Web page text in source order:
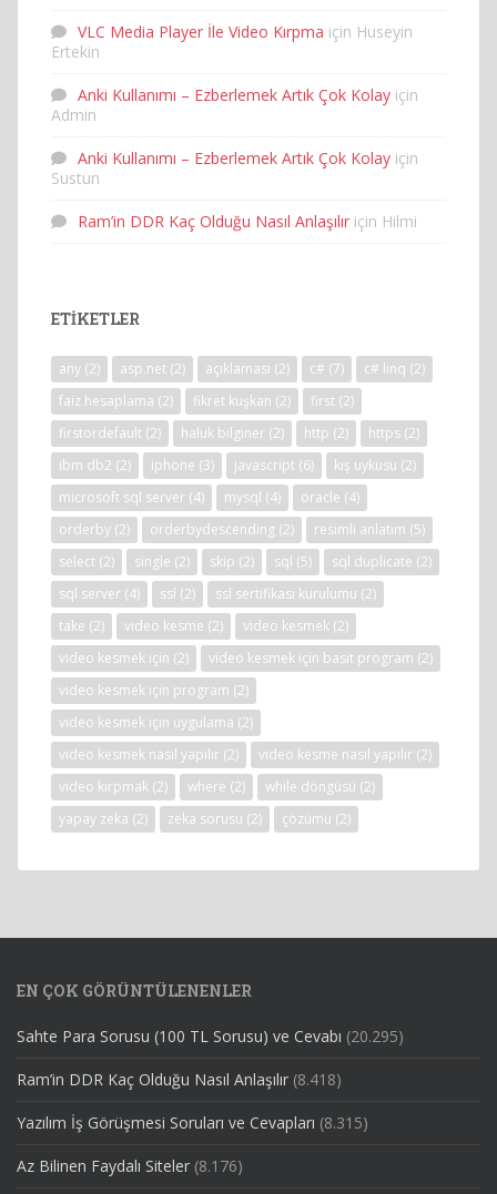
VLC Media Player İle Video Kırpma için Huseyin
Ertekin
Anki Kullanımı – Ezberlemek Artık Çok Kolay için
Admin
Anki Kullanımı – Ezberlemek Artık Çok Kolay için
Sustun
Ram’in DDR Kaç Olduğu Nasıl Anlaşılır için Hilmi
ETIKETLER
any (2) asp.net (2) açıklaması (2) c# (7) c# linq (2)
faiz hesaplama (2) fikret kuşkan (2) first (2)
firstordefault (2) haluk bilginer (2) http (2) https (2)
ibm db2 (2) iphone (3) javascript (6) kış uykusu (2)
microsoft sql server (4) mysql (4) oracle (4)
orderby (2) orderbydescending (2) resimli anlatım (5)
select (2) single (2) skip (2) sql (5) sql duplicate (2)
sql server (4) ssl (2) ssl sertifikası kurulumu (2)
take (2) video kesme (2) video kesmek (2)
video kesmek için (2) video kesmek için basit program (2)
video kesmek için program (2)
video kesmek için uygulama (2)
video kesmek nasıl yapılır (2) video kesme nasıl yapılır (2)
video kırpmak (2) where (2) while döngüsü (2)
yapay zeka (2) zeka sorusu (2) çözümü (2)
EN ÇOK GÖRÜNTÜLENENLER
Sahte Para Sorusu (100 TL Sorusu) ve Cevabı (20.295)
Ram’in DDR Kaç Olduğu Nasıl Anlaşılır (8.418)
Yazılım İş Görüşmesi Soruları ve Cevapları (8.315)
Az Bilinen Faydalı Siteler (8.176)